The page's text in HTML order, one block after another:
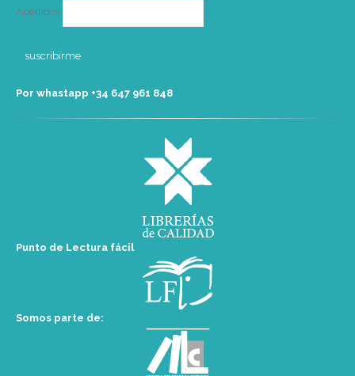
Apellidos
Por whastapp +34 ‭647 961 848‬
Punto de Lectura fácil
Somos parte de: